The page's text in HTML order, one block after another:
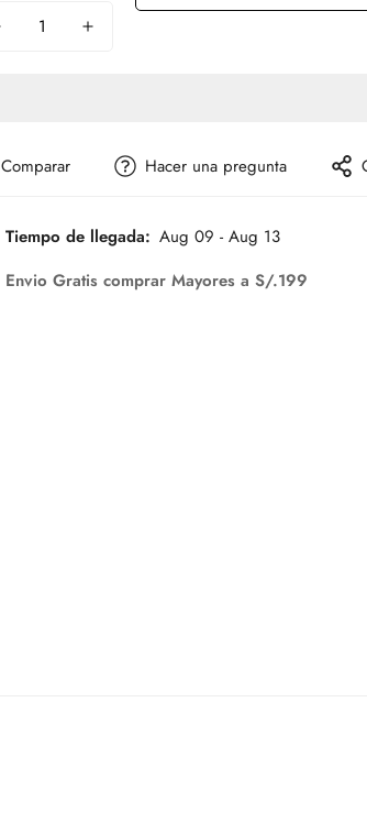
Comparar Hacer una pregunta
Tiempo de llegada: Aug 09 - Aug 13
Envio Gratis comprar Mayores a S/.199